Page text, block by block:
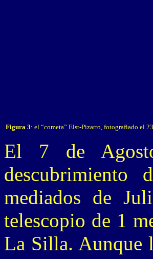
Figura 3: el “cometa” Elst-Pizarro, fotografiado el
El 7 de
descubrimiento
mediados de
telescopio de 1
La Silla. Aunque